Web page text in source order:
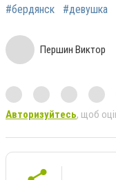
#бердянск #девушка
Першин Виктор
Авторизуйтесь, щоб